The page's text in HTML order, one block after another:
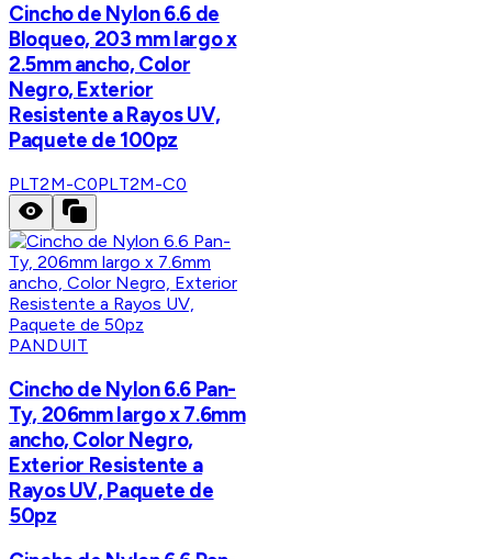
Cincho de Nylon 6.6 de
Bloqueo, 203 mm largo x
2.5mm ancho, Color
Negro, Exterior
Resistente a Rayos UV,
Paquete de 100pz
PLT2M-C0PLT2M-C0
PANDUIT
Cincho de Nylon 6.6 Pan-
Ty, 206mm largo x 7.6mm
ancho, Color Negro,
Exterior Resistente a
Rayos UV, Paquete de
50pz